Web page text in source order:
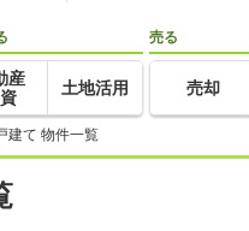
産
土地活用
売る
売却
建て 物件一覧